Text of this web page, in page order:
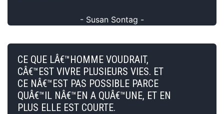
- Susan Sontag -
CE QUE LÂ€™HOMME VOUDRAIT,
CÂ€™EST VIVRE PLUSIEURS VIES. ET
CE NÂ€™EST PAS POSSIBLE PARCE
QUÂ€™IL NÂ€™EN A QUÂ€™UNE, ET EN
PLUS ELLE EST COURTE.